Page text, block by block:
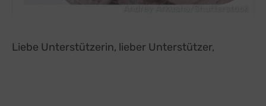
Andrey Arkusha/Shutterstock
Liebe Unterstützerin, lieber Unterstützer,